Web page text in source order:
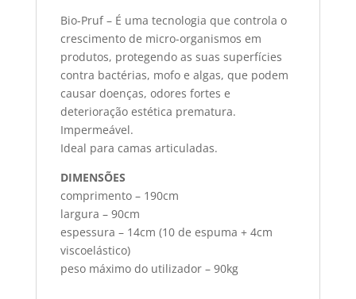
Bio-Pruf – É uma tecnologia que controla o
crescimento de micro-organismos em
produtos, protegendo as suas superfícies
contra bactérias, mofo e algas, que podem
causar doenças, odores fortes e
deterioração estética prematura.
Impermeável.
Ideal para camas articuladas.
DIMENSÕES
comprimento – 190cm
largura – 90cm
espessura – 14cm (10 de espuma + 4cm
viscoelástico)
peso máximo do utilizador – 90kg